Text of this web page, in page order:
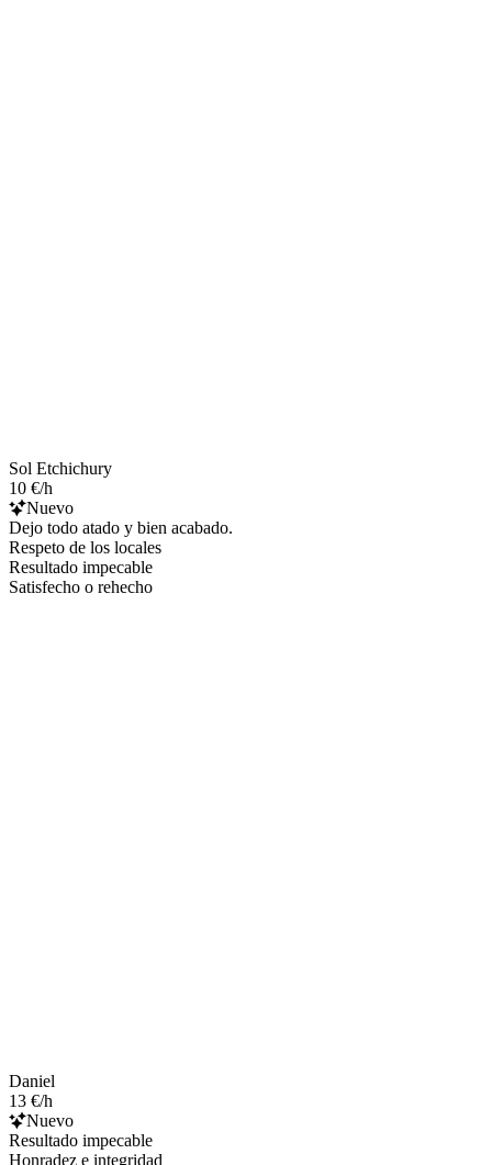
Sol Etchichury
10 €/h
Nuevo
Dejo todo atado y bien acabado.
Respeto de los locales
Resultado impecable
Satisfecho o rehecho
Daniel
13 €/h
Nuevo
Resultado impecable
Honradez e integridad